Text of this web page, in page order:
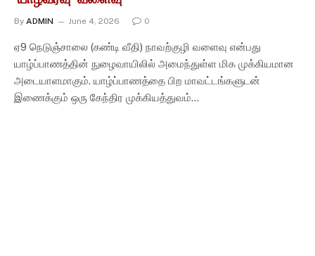
By ADMIN June 4, 2026 0
ஏ9 நெடுஞ்சாலை (கண்டி வீதி) நாவற்குழி வளைவு என்பது
யாழ்ப்பாணத்தின் நுழைவாயிலில் அமைந்துள்ள மிக முக்கியமான
அடையாளமாகும். யாழ்ப்பாணத்தை பிற மாவட்டங்களுடன்
இணைக்கும் ஒரு கேந்திர முக்கியத்துவம்…